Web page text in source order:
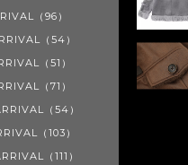
（96）
（54）
（51）
（71）
（54）
（103）
（111）